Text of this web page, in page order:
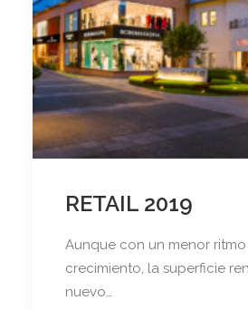
Search
RETAIL 2019
Aunque con un menor
crecimiento, la superficie
nuevo…